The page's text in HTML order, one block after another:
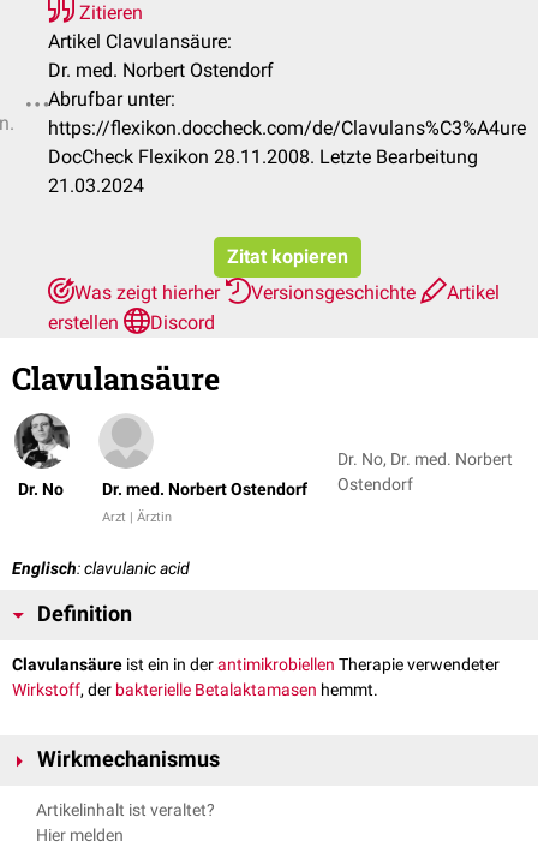
Zitieren
Artikel Clavulansäure:
Dr. med. Norbert Ostendorf
Abrufbar unter:
https://flexikon.doccheck.com/de/Clavulans%C3%A4ure
DocCheck Flexikon 28.11.2008. Letzte Bearbeitung
21.03.2024
Zitat kopieren
Was zeigt hierher
Versionsgeschichte
Artikel
erstellen
Discord
Clavulansäure
Dr. No Dr. med. Norbert Ostendorf
Arzt | Ärztin
Dr. No, Dr. med. Norbert
Ostendorf
Englisch: clavulanic acid
Definition
Clavulansäure ist ein in derantimikrobiellen Therapie verwendeter
Wirkstoff, der bakterielle Betalaktamasen hemmt.
Wirkmechanismus
Clavulansäure hat keine eigene antimikrobielle Aktivität, sondern wirkt
gegenüber bakteriellen Betalaktamasen als
Artikelinhalt ist veraltet?
Hier melden